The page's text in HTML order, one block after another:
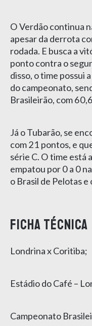
O Verdão continua
apesar da derrota
rodada. E busca a
ponto contra o
disso, o time possui
do campeonato,
Brasileirão, com
Já o Tubarão, se
com 21 pontos, e
série C. O time está
empatou por 0 a 0
o Brasil de Pelotas e
Ficha Técnica
Londrina x Coritiba;
Estádio do Café –
Campeonato